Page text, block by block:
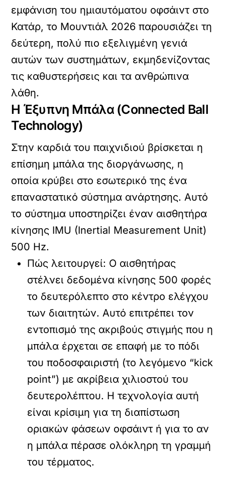
εμφάνιση του ημιαυτόματου οφσάιντ στο
Κατάρ, το Μουντιάλ 2026 παρουσιάζει τη
δεύτερη, πολύ πιο εξελιγμένη γενιά
αυτών των συστημάτων, εκμηδενίζοντας
τις καθυστερήσεις και τα ανθρώπινα
λάθη.
Η Έξυπνη Μπάλα (Connected Ball
Technology)
Στην καρδιά του παιχνιδιού βρίσκεται η
επίσημη μπάλα της διοργάνωσης, η
οποία κρύβει στο εσωτερικό της ένα
επαναστατικό σύστημα ανάρτησης. Αυτό
το σύστημα υποστηρίζει έναν αισθητήρα
κίνησης IMU (Inertial Measurement Unit)
500 Hz.
Πώς λειτουργεί: Ο αισθητήρας
στέλνει δεδομένα κίνησης 500 φορές
το δευτερόλεπτο στο κέντρο ελέγχου
των διαιτητών. Αυτό επιτρέπει τον
εντοπισμό της ακριβούς στιγμής που η
μπάλα έρχεται σε επαφή με το πόδι
του ποδοσφαιριστή (το λεγόμενο “kick
point”) με ακρίβεια χιλιοστού του
δευτερολέπτου. Η τεχνολογία αυτή
είναι κρίσιμη για τη διαπίστωση
οριακών φάσεων οφσάιντ ή για το αν
η μπάλα πέρασε ολόκληρη τη γραμμή
του τέρματος.